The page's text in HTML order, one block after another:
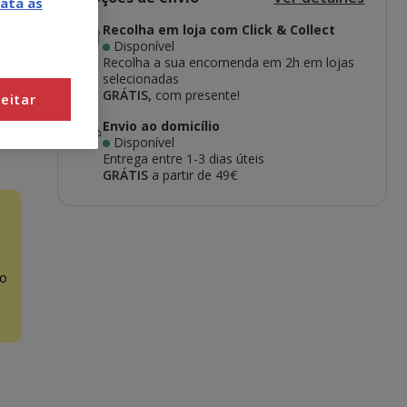
Recolha em loja com Click & Collect
Disponível
Recolha a sua encomenda em 2h em lojas
selecionadas
GRÁTIS, com presente!
Envio ao domicílio
Disponível
Entrega entre 1-3 dias úteis
GRÁTIS a partir de 49€